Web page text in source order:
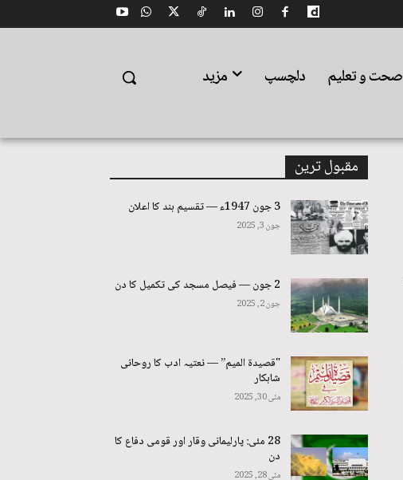
صحت و تعلیم دلچسپ مزید
مقبول ترین
3 جون 1947ء — تقسیم ہند کا اعلان
جون 3, 2025
2 جون — فیصل مسجد کی تکمیل کا دن
جون 2, 2025
"قصیدة المیم” — نعتیہ ادب کا روحانی
شاہکار
مئی 30, 2025
28 مئی: پارلیمانی وقار اور قومی دفاع کا
دن
مئی 28, 2025